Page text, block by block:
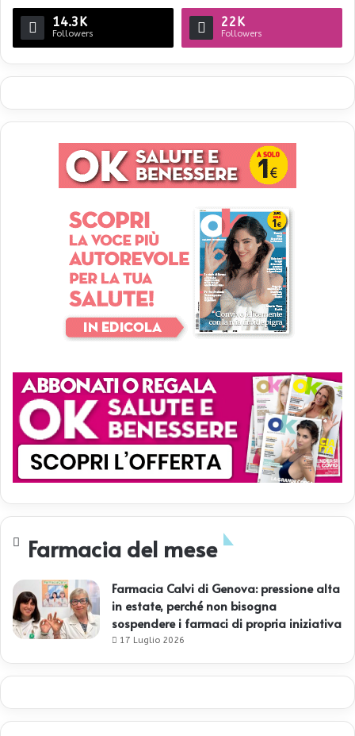
14.3K
Followers
22K
Followers
Farmacia del mese
Farmacia Calvi di Genova: pressione alta
in estate, perché non bisogna
sospendere i farmaci di propria iniziativa
17 Luglio 2026